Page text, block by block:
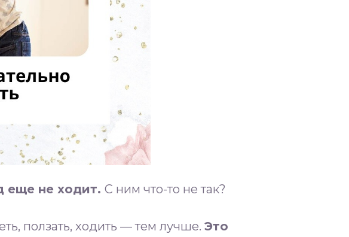
еще не ходит. С ним что-то не так?
ползать, ходить — тем лучше. Это